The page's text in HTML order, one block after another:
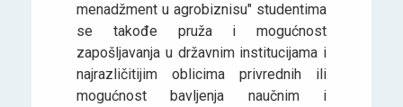
menadžment u agrobiznisu" studentima
se takođe pruža i mogućnost
zapošljavanja u državnim institucijama i
najrazličitijim oblicima privrednih ili
mogućnost bavljenja naučnim i